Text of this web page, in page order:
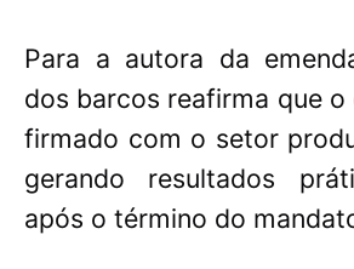
Para a autora da
dos barcos reafirma que
firmado com o setor
gerando resultados
após o término do